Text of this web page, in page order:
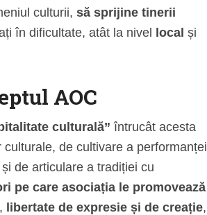
culturii, să sprijine tinerii
în dificultate, atât la nivel local și
AOC
culturală” întrucât acesta
de cultivare a performanței
de articulare a tradiției cu
pe care asociația le promovează
, libertate de expresie și de creație,